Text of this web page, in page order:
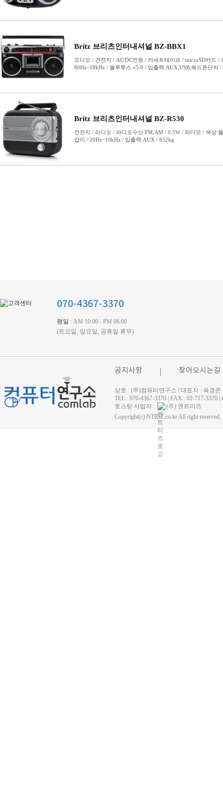
070-4367-3370
평일 : AM 10:00 - PM 06:00
(토요일, 일요일, 공휴일 휴무)
공지사항 찾아오시는길
상호 : (주)컴퓨터연구소 | 대표자 : 육경
TEL : 070-4367-3370 | FAX : 02-717-
호스팅 사업자 :
(주) 엔트리즈
Copyright(c) NTRIZ.co.kr All right reserved.